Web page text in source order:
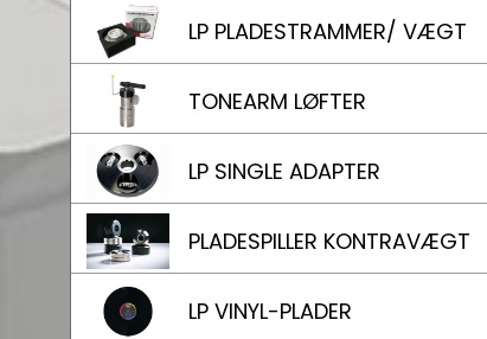
LP PLADESTRAMMER/ VÆGT
TONEARM LØFTER
LP SINGLE ADAPTER
PLADESPILLER KONTRAVÆGT
LP VINYL-PLADER